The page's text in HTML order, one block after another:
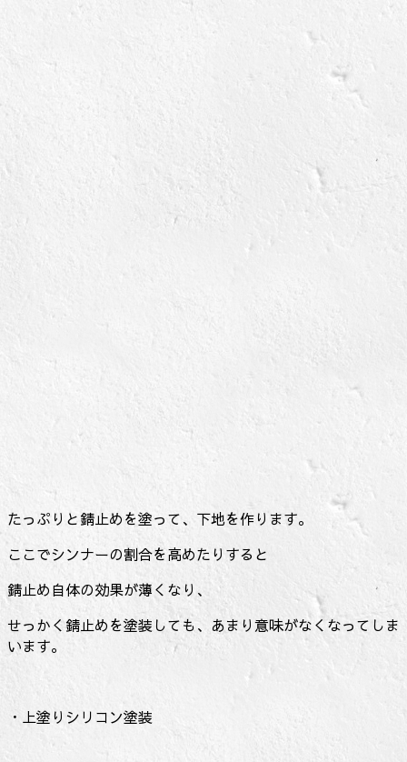
たっぷりと錆止めを塗って、下地を作ります。
ここでシンナーの割合を高めたりすると
錆止め自体の効果が薄くなり、
せっかく錆止めを塗装しても、あまり意味がなくなってしま
います。
・上塗りシリコン塗装